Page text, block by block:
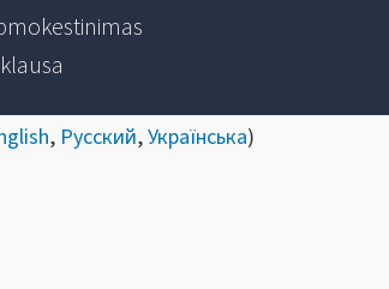
, Русский,Українська)